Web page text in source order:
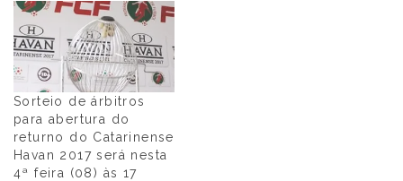
Sorteio de árbitros
para abertura do
returno do Catarinense
Havan 2017 será nesta
4ª feira (08) às 17